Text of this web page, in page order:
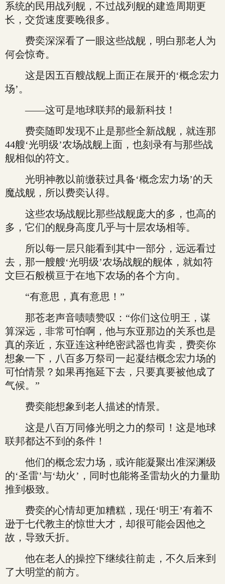
系统的民用战列舰，不过战列舰的建造周期更
长，交货速度要晚很多。
费奕深深看了一眼这些战舰，明白那老人为
何会惊奇。
这是因五百艘战舰上面正在展开的‘概念宏力
场’。
——这可是地球联邦的最新科技！
费奕随即发现不止是那些全新战舰，就连那
44艘‘光明级’农场战舰上面，也刻录有与那些战
舰相似的符文。
光明神教以前缴获过具备‘概念宏力场’的天
魔战舰，所以费奕认得。
这些农场战舰比那些战舰庞大的多，也高的
多，它们的舰身高度几乎与十层农场相等。
所以每一层只能看到其中一部分，远远看过
去，那一艘艘‘光明级’农场战舰的舰体，就如符
文巨石般横亘于在地下农场的各个方向。
“有意思，真有意思！”
那苍老声音啧啧赞叹：“你们这位明王，谋
算深远，非常可怕啊，他与东亚那边的关系也是
真的亲近，东亚连这种绝密武器也肯卖，费奕你
想象一下，八百多万祭司一起凝结概念宏力场的
可怕情景？如果再拖延下去，只要真要被他成了
气候。”
费奕能想象到老人描述的情景。
这是八百万同修光明之力的祭司！这是地球
联邦都达不到的条件！
他们的概念宏力场，或许能凝聚出准深渊级
的‘圣雷’与‘劫火’，同时也能将圣雷劫火的力量助
推到极致。
费奕的心情却更加糟糕，现任‘明王’有着不
逊于七代教主的惊世大才，却很可能会因他之
故，导致夭折。
他在老人的操控下继续往前走，不久后来到
了大明堂的前方。